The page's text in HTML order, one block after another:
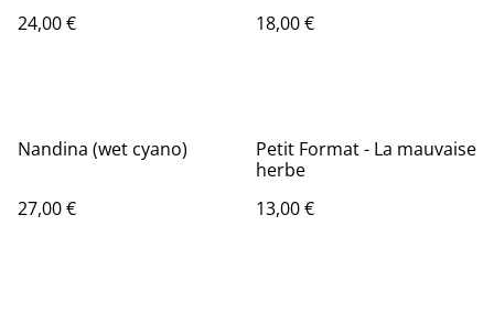
24,00 €
18,00 €
Nandina (wet cyano)
27,00 €
Petit Format - La mauvaise
herbe
13,00 €